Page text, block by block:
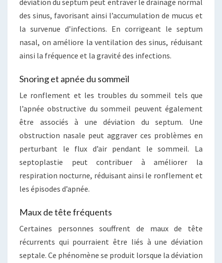
déviation du septum peut entraver le drainage normal
des sinus, favorisant ainsi l’accumulation de mucus et
la survenue d’infections. En corrigeant le septum
nasal, on améliore la ventilation des sinus, réduisant
ainsi la fréquence et la gravité des infections.
Snoring et apnée du sommeil
Le ronflement et les troubles du sommeil tels que
l’apnée obstructive du sommeil peuvent également
être associés à une déviation du septum. Une
obstruction nasale peut aggraver ces problèmes en
perturbant le flux d’air pendant le sommeil. La
septoplastie peut contribuer à améliorer la
respiration nocturne, réduisant ainsi le ronflement et
les épisodes d’apnée.
Maux de tête fréquents
Certaines personnes souffrent de maux de tête
récurrents qui pourraient être liés à une déviation
septale. Ce phénomène se produit lorsque la déviation